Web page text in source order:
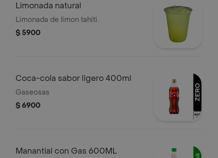
Limonada natural
Limonada de limon tahiti.
$ 5900
Coca-cola sabor ligero 400ml
Gaseosas
$ 6900
Manantial con Gas 600ML